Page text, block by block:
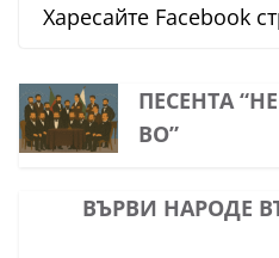
Харесайте Facebook
ПЕСЕНТА
ВО”
ВЪРВИ НАРОДЕ